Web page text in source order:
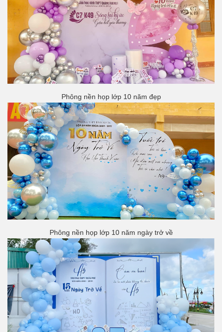
Phông nền họp lớp 10 năm đẹp
Phông nền họp lớp 10 năm ngày trở về